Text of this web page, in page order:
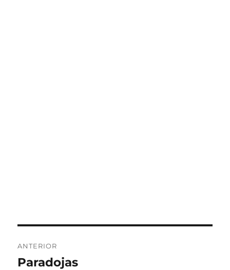
de
ANTERIOR
Entrada
Paradojas